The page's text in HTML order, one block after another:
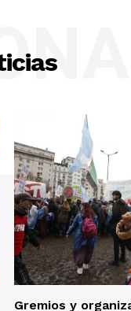
Gremios y